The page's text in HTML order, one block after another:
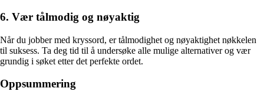
6. Vær tålmodig og nøyaktig
Når du jobber med kryssord, er tålmodighet og nøyaktighet nøkkelen
til suksess. Ta deg tid til å undersøke alle mulige alternativer og vær
grundig i søket etter det perfekte ordet.
Oppsummering